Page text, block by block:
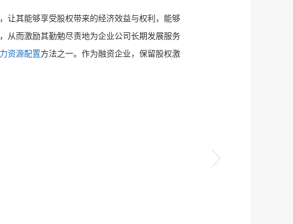
，让其能够享受股权带来的经济效益与权利，能够
从而激励其勤勉尽责地为企业公司长期发展服务
资源配置方法之一。作为融资企业，保留股权激